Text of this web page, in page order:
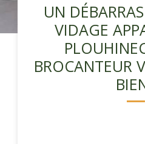
UN
VIDAGE
BROCANTEUR